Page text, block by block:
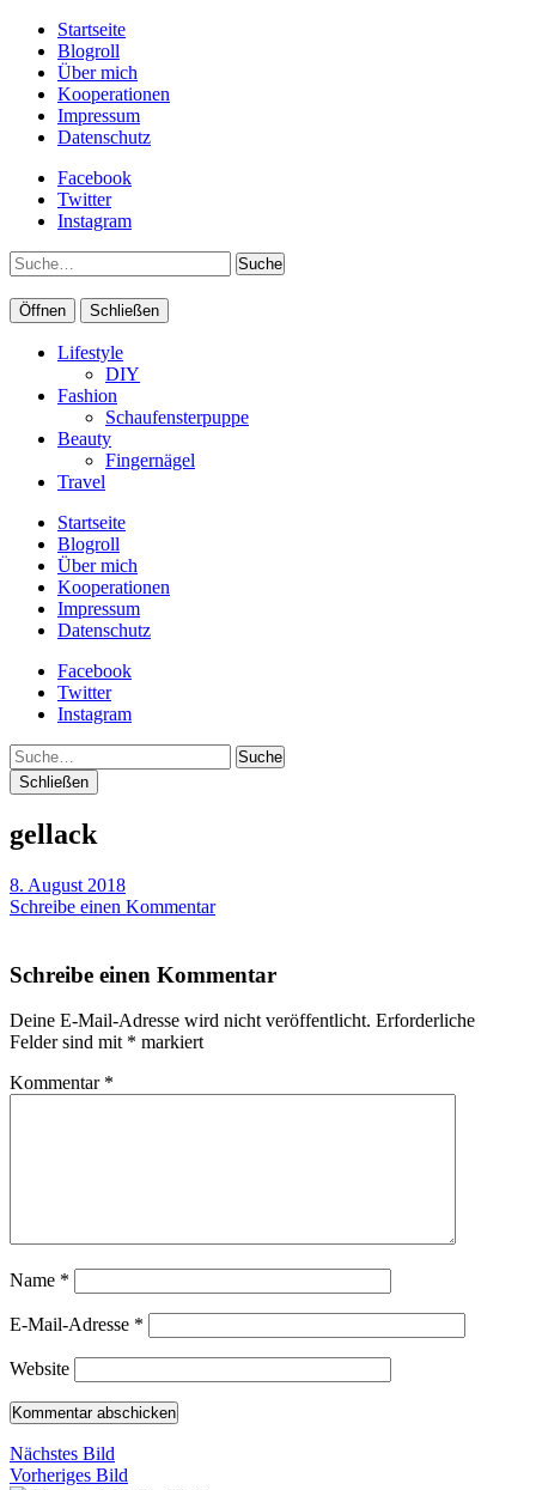
Startseite
Blogroll
Über mich
Kooperationen
Impressum
Datenschutz
Facebook
Twitter
Instagram
Suche
Öffnen Schließen
Lifestyle
DIY
Fashion
Schaufensterpuppe
Beauty
Fingernägel
Travel
Startseite
Blogroll
Über mich
Kooperationen
Impressum
Datenschutz
Facebook
Twitter
Instagram
Suche
Schließen
gellack
8. August 2018
Schreibe einen Kommentar
Schreibe einen Kommentar
Deine E-Mail-Adresse wird nicht veröffentlicht. Erforderliche
Felder sind mit * markiert
Kommentar *
Name *
E-Mail-Adresse *
Website
Nächstes Bild
Vorheriges Bild